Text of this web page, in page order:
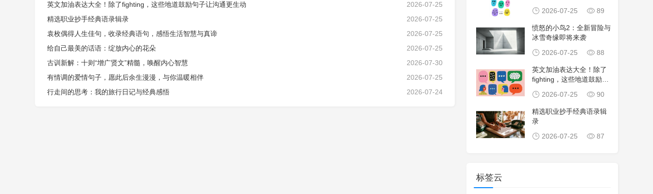
2026-07-25
英文加油表达大全！除了fighting，这些地道鼓励句子让沟通更生动
2026-07-25
精选职业抄手经典语录辑录
2026-07-25
袁枚偶得人生佳句，收录经典语句，感悟生活智慧与真谛
2026-07-25
给自己最美的话语：绽放内心的花朵
2026-07-30
古训新解：十则“增广贤文”精髓，唤醒内心智慧
2026-07-25
有情调的爱情句子，愿此后余生漫漫，与你温暖相伴
2026-07-24
行走间的思考：我的旅行日记与经典感悟
2026-07-25
89
愤怒的小鸟2：全新冒险与
冰雪奇缘即将来袭
2026-07-25
88
英文加油表达大全！除了
fighting，这些地道鼓励句
2026-07-25 90
精选职业抄手经典语录辑
录
2026-07-25
87
标签云